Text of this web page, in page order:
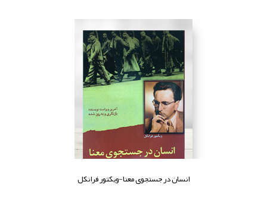
انسان در جستجوی معنا-ویکتور فرانکل